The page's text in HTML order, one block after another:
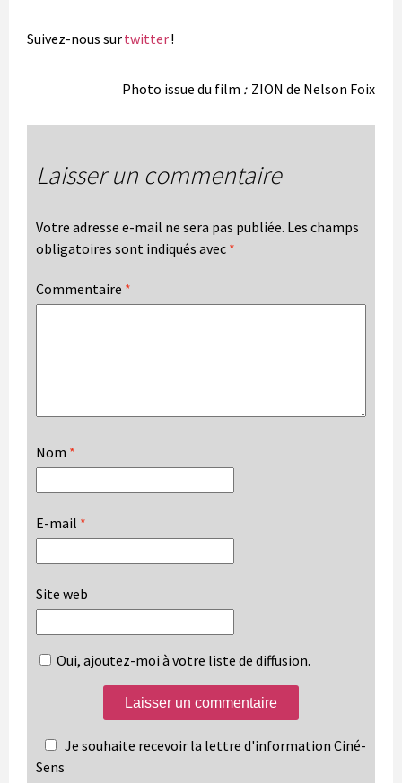
Suivez-nous surtwitter!
Photo issue du film : ZION de Nelson Foix
Laisser un commentaire
Votre adresse e-mail ne sera pas publiée. Les champs
obligatoires sont indiqués avec *
Commentaire *
Nom *
E-mail *
Site web
Oui, ajoutez-moi à votre liste de diffusion.
Je souhaite recevoir la lettre d'information Ciné-
Sens